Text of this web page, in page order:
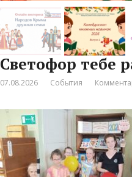
Светофор тебе
07.08.2026 События